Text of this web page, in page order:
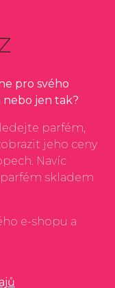
pro svého
nebo jen tak?
parfém,
jeho ceny
Navíc
skladem
e-shopu a